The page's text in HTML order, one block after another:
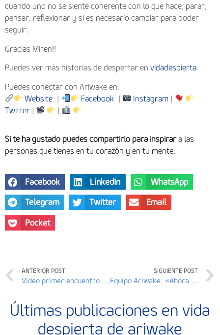
cuando uno no se siente coherente con lo que hace, parar,
pensar, reflexionar y si es necesario cambiar para poder
seguir.
Gracias Miren!!
Puedes ver más historias de despertar en vidadespierta
Puedes conectar con Ariwake en:
Website | Facebook | Instagram |
Twitter | |
Si te ha gustado puedes compartirlo para inspirara las
personas que tienes en tu corazón y en tu mente.
Facebook LinkedIn WhatsApp
Telegram Twitter Email
Pocket
ANTERIOR POST
Vídeo primer encuentro estatal de proyectos de vivienda cooperativa en cesión de uso, Madrid 19-20 octubre 2019
SIGUIENTE POST
Equipo Ariwake: «Ahora es nuestro turno»
Últimas publicaciones en vida
despierta de ariwake